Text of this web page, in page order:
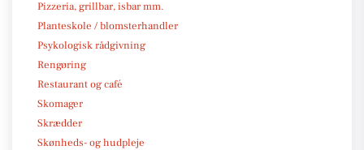
Pizzeria, grillbar, isbar mm.
Planteskole / blomsterhandler
Psykologisk rådgivning
Rengøring
Restaurant og café
Skomager
Skrædder
Skønheds- og hudpleje